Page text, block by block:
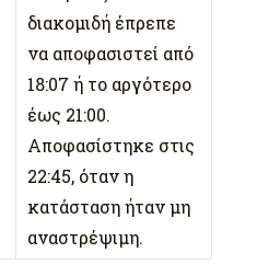
διακομιδή έπρεπε
να αποφασιστεί από
18:07 ή το αργότερο
έως 21:00.
Αποφασίστηκε στις
22:45, όταν η
κατάσταση ήταν μη
αναστρέψιμη.